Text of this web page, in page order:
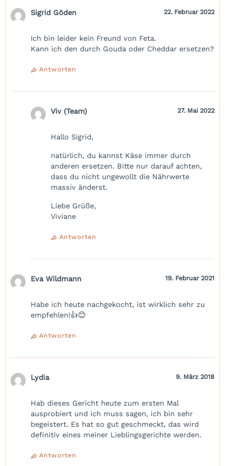
Sigrid Göden 22. Februar 2022
Ich bin leider kein Freund von Feta.
Kann ich den durch Gouda oder Cheddar ersetzen?
Antworten
Viv (Team) 27. Mai 2022
Hallo Sigrid,
natürlich, du kannst Käse immer durch
anderen ersetzen. Bitte nur darauf achten,
dass du nicht ungewollt die Nährwerte
massiv änderst.
Liebe Grüße,
Viviane
Antworten
Eva Wildmann 19. Februar 2021
Habe ich heute nachgekocht, ist wirklich sehr zu
empfehlen!👍😊
Antworten
Lydia 9. März 2018
Hab dieses Gericht heute zum ersten Mal
ausprobiert und ich muss sagen, ich bin sehr
begeistert. Es hat so gut geschmeckt, das wird
definitiv eines meiner Lieblingsgerichte werden.
Antworten